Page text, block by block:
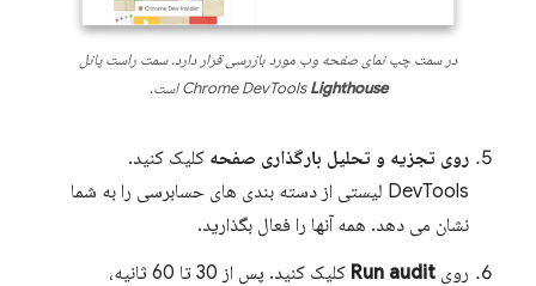
در سمت چپ نمای صفحه وب مورد بازرسی قرار دارد. سمت راست پانل
Chrome DevToolsLighthouse است.
روی تجزیه و تحلیل بارگذاری صفحه کلیک کنید.
DevTools لیستی از دسته بندی های حسابرسی را به شما
نشان می دهد. همه آنها را فعال بگذارید.
روی Run audit
کلیک کنید. پس از 30 تا 60 ثانیه،